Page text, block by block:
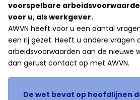
voorspelbare
voor u, als werkgever.
AWVN heeft voor u een aantal
een rij gezet. Heeft u andere vragen
arbeidsvoorwaarden aan de nieuwe
dan gerust contact op met AWVN.
De wet bevat op hoofdlijnen